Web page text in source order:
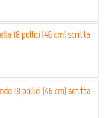
18 pollici (46 cm) scritta
18 pollici (46 cm) scritta